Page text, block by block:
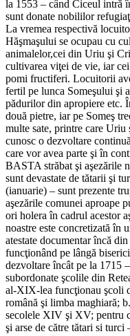
la 1553 – când Ciceul intră
sunt donate nobililor
​La vremea respectivă
Hăşmaşului se ocupau cu
animalelor,cei din Uriu şi
cultivarea viţei de vie, iar
pomi fructiferi. Locuitorii
fertil pe lunca Someşului şi
pădurilor din apropiere etc.
două pietre, iar pe Someş
multe sate, printre care
cunosc o dezvoltare
care vor avea parte şi în
BASTA străbat şi aşezările
sunt devastate de tătarii şi
(ianuarie) – sunt prezente
aşezările comunei aproape
ori holera în cadrul acestor
noastre este concretizată în
atestate documentar încă
funcţionând pe lângă
dezvoltare încât pe la 1715
subordonate şcolile din
al-XIX-lea funcţionau şcoli
română şi limba maghiară;
secolele XIV şi XV; pentru
şi arse de către tătari si